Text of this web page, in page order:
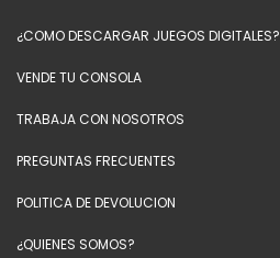
¿COMO DESCARGAR JUEGOS DIGITALES?
VENDE TU CONSOLA
TRABAJA CON NOSOTROS
PREGUNTAS FRECUENTES
POLITICA DE DEVOLUCION
¿QUIENES SOMOS?